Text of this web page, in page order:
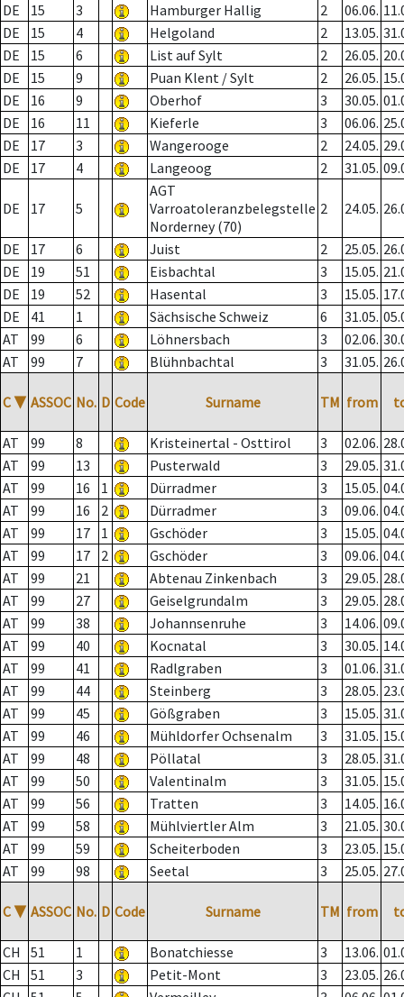
DE
15 3 Hamburger Hallig 2 06.06.
DE
15 4 Helgoland 2 13.05.
DE
15 6 List auf Sylt 2 26.05.
DE
15 9 Puan Klent / Sylt 2 26.05.
DE
16 9 Oberhof 3 30.05.
DE
16 11 Kieferle 3 06.06.
DE
17 3 Wangerooge 2 24.05.
DE
17 4 Langeoog 2 31.05.
DE 17 5
AGT
Varroatoleranzbelegstelle
Norderney (70)
2 24.05.
DE 17 6 Juist 2 25.05.
DE
19 51 Eisbachtal 3 15.05.
DE
19 52 Hasental 3 15.05.
DE
41 1 Sächsische Schweiz 6 31.05.
AT
99 6 Löhnersbach 3 02.06.
AT
99 7 Blühnbachtal 3 31.05.
C ▼ ASSOC No. D Code Surname TM from
AT 99 8 Kristeinertal - Osttirol 3 02.06.
AT
99 13 Pusterwald 3 29.05.
AT
99 16 1 Dürradmer 3 15.05.
AT
99 16 2 Dürradmer 3 09.06.
AT
99 17 1 Gschöder 3 15.05.
AT
99 17 2 Gschöder 3 09.06.
AT
99 21 Abtenau Zinkenbach 3 29.05.
AT
99 27 Geiselgrundalm 3 29.05.
AT
99 38 Johannsenruhe 3 14.06.
AT
99 40 Kocnatal 3 30.05.
AT
99 41 Radlgraben 3 01.06.
AT
99 44 Steinberg 3 28.05.
AT
99 45 Gößgraben 3 15.05.
AT
99 46 Mühldorfer Ochsenalm 3 31.05.
AT
99 48 Pöllatal 3 28.05.
AT
99 50 Valentinalm 3 31.05.
AT
99 56 Tratten 3 14.05.
AT
99 58 Mühlviertler Alm 3 21.05.
AT
99 59 Scheiterboden 3 23.05.
AT
99 98 Seetal 3 25.05.
C ▼ ASSOC No. D Code Surname TM from
CH 51 1 Bonatchiesse 3 13.06.
CH
51 3 Petit-Mont 3 23.05.